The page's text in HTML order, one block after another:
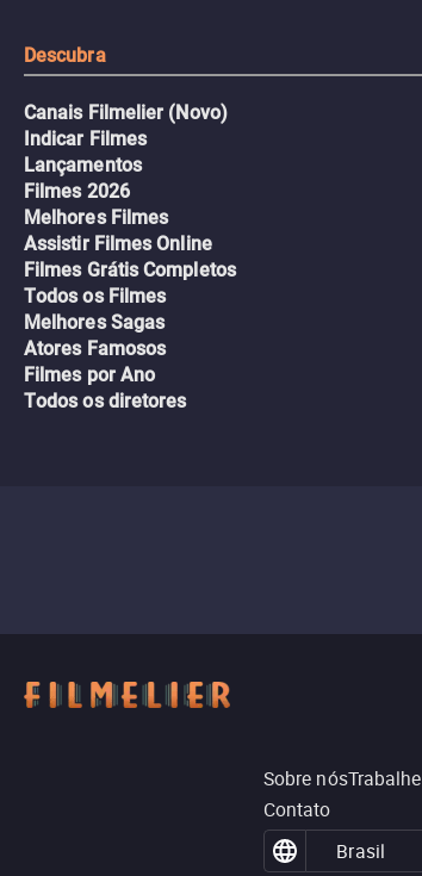
Descubra
Canais Filmelier (Novo)
Indicar Filmes
Lançamentos
Filmes 2026
Melhores Filmes
Assistir Filmes Online
Filmes Grátis Completos
Todos os Filmes
Melhores Sagas
Atores Famosos
Filmes por Ano
Todos os diretores
Sobre nós
Contato
Brasil